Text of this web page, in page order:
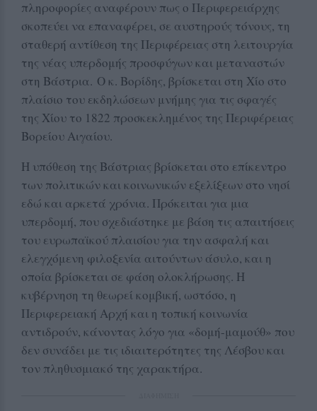
πληροφορίες αναφέρουν πως ο Περιφερειάρχης
σκοπεύει να επαναφέρει, σε αυστηρούς τόνους, τη
σταθερή αντίθεση της Περιφέρειας στη λειτουργία
της νέας υπερδομής προσφύγων και μεταναστών
στη Βάστρια. Ο κ. Βορίδης, βρίσκεται στη Χίο στο
πλαίσιο του εκδηλώσεων μνήμης για τις σφαγές
της Χίου το 1822 προσκεκλημένος της Περιφέρειας
Βορείου Αιγαίου.
Η υπόθεση της Βάστριας βρίσκεται στο επίκεντρο
των πολιτικών και κοινωνικών εξελίξεων στο νησί
εδώ και αρκετά χρόνια. Πρόκειται για μια
υπερδομή, που σχεδιάστηκε με βάση τις απαιτήσεις
του ευρωπαϊκού πλαισίου για την ασφαλή και
ελεγχόμενη φιλοξενία αιτούντων άσυλο, και η
οποία βρίσκεται σε φάση ολοκλήρωσης. Η
κυβέρνηση τη θεωρεί κομβική, ωστόσο, η
Περιφερειακή Αρχή και η τοπική κοινωνία
αντιδρούν, κάνοντας λόγο για «δομή-μαμούθ» που
δεν συνάδει με τις ιδιαιτερότητες της Λέσβου και
τον πληθυσμιακό της χαρακτήρα.